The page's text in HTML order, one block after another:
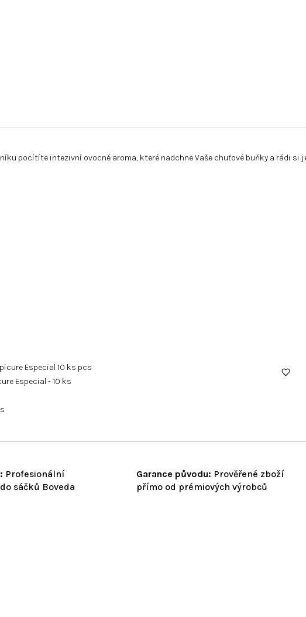
Profesionální
sáčků Boveda
Garance původu: Prověřené zboží
přímo od prémiových výrobců
pocítíte intezivní ovocné aroma, které nadchne Vaše chuťové buňky a rádi si
Especial - 10 ks